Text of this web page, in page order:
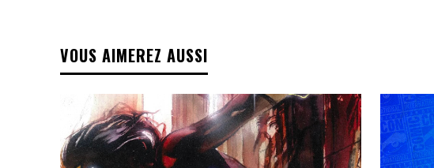
VOUS AIMEREZ AUSSI